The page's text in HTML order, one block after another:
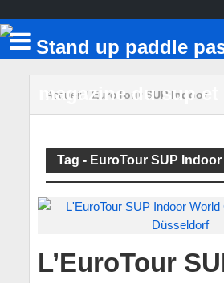
Accueil/ EuroTour SUP Indoor
Tag - EuroTour SUP Indoor
L’EuroTour